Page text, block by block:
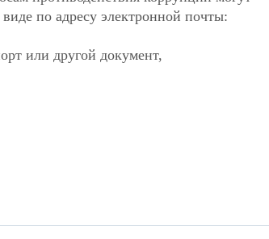
по адресу электронной почты:
или другой документ,